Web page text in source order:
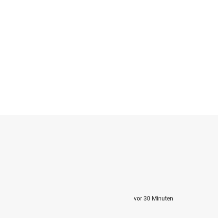
vor 30 Minuten